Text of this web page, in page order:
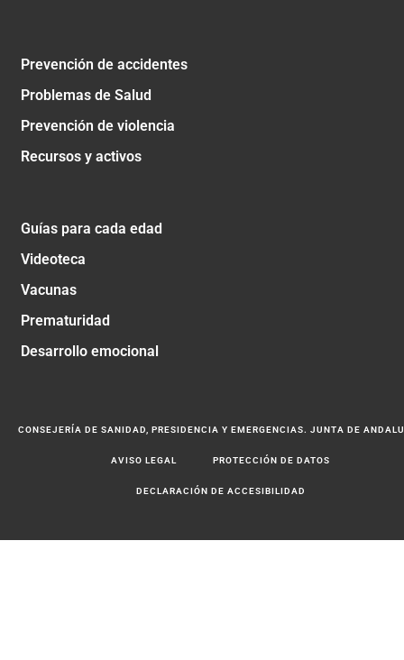
Prevención de accidentes
Problemas de Salud
Prevención de violencia
Recursos y activos
Guías para cada edad
Videoteca
Vacunas
Prematuridad
Desarrollo emocional
CONSEJERÍA DE SANIDAD, PRESIDENCIA Y EMERGENCIAS. JUNTA DE
AVISO LEGAL PROTECCIÓN DE DATOS
DECLARACIÓN DE ACCESIBILIDAD